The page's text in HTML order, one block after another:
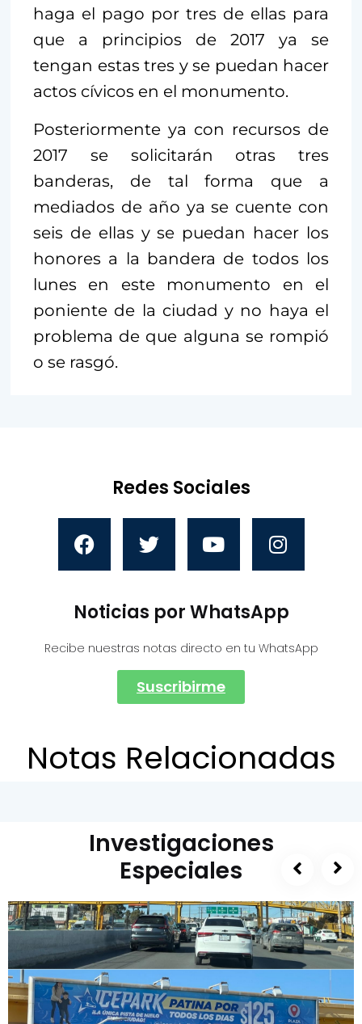
haga el pago por tres de ellas para
que a principios de 2017 ya se
tengan estas tres y se puedan hacer
actos cívicos en el monumento.
Posteriormente ya con recursos de
2017 se solicitarán otras tres
banderas, de tal forma que a
mediados de año ya se cuente con
seis de ellas y se puedan hacer los
honores a la bandera de todos los
lunes en este monumento en el
poniente de la ciudad y no haya el
problema de que alguna se rompió
o se rasgó.
Redes Sociales
Noticias por WhatsApp
Recibe nuestras notas directo en tu WhatsApp
Suscribirme
Notas Relacionadas
Investigaciones
Especiales